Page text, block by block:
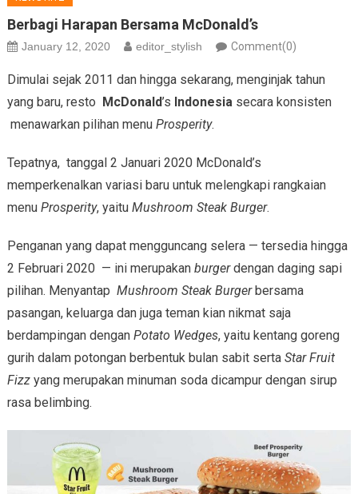
Berbagi Harapan Bersama McDonald’s
January 12, 2020 editor_stylish Comment(0)
Dimulai sejak 2011 dan hingga sekarang, menginjak tahun
yang baru, resto McDonald’s Indonesia secara konsisten
menawarkan pilihan menu Prosperity.
Tepatnya, tanggal 2 Januari 2020 McDonald’s
memperkenalkan variasi baru untuk melengkapi rangkaian
menu Prosperity, yaitu Mushroom Steak Burger.
Penganan yang dapat mengguncang selera — tersedia hingga
2 Februari 2020 — ini merupakan burgerdengan daging sapi
pilihan. Menyantap Mushroom Steak Burgerbersama
pasangan, keluarga dan juga teman kian nikmat saja
berdampingan dengan Potato Wedges, yaitu kentang goreng
gurih dalam potongan berbentuk bulan sabit serta Star Fruit
Fizzyang merupakan minuman soda dicampur dengan sirup
rasa belimbing.